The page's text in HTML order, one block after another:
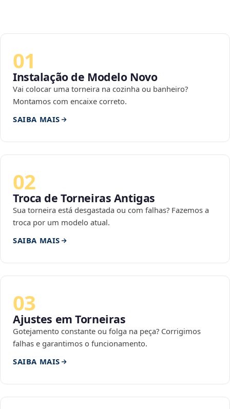
01
Instalação de Modelo Novo
Vai colocar uma torneira na cozinha ou banheiro?
Montamos com encaixe correto.
SAIBA MAIS
02
Troca de Torneiras Antigas
Sua torneira está desgastada ou com falhas? Fazemos a
troca por um modelo atual.
SAIBA MAIS
03
Ajustes em Torneiras
Gotejamento constante ou folga na peça? Corrigimos
falhas e garantimos o funcionamento.
SAIBA MAIS